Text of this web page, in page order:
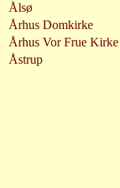
Ålsø
Århus Domkirke
Århus Vor Frue Kirke
Åstrup